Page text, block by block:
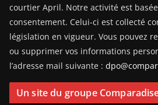
courtier April. Notre activité est
consentement. Celui-ci est collecté
législation en vigueur. Vous pouvez
ou supprimer vos informations
l’adresse mail suivante :
Un site du groupe